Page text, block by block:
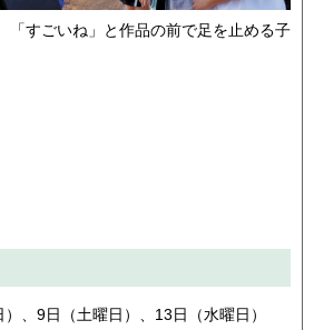
「すごいね」と作品の前で足を止める子
、9日（土曜日）、13日（水曜日）